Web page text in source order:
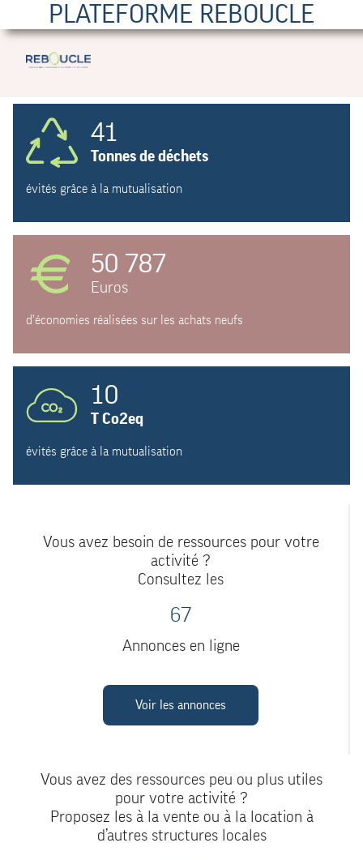
PLATEFORME REBOUCLE
41
Tonnes de déchets
évités grâce à la mutualisation
50 787
Euros
d'économies réalisées sur les achats neufs
10
T Co2eq
évités grâce à la mutualisation
Vous avez besoin de ressources pour votre
activité ?
Consultez les
67
Annonces en ligne
Voir les annonces
Vous avez des ressources peu ou plus utiles
pour votre activité ?
Proposez les à la vente ou à la location à
d’autres structures locales